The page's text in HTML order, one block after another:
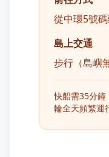
從中環5號
島上交通
步行（島嶼
快船需35分
輪全天頻繁運